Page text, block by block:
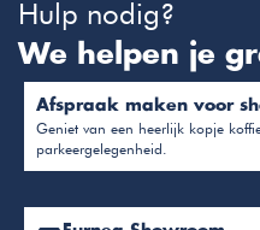
Hulp nodig?
We helpen je
Afspraak maken voor
Geniet van een heerlijk kopje
parkeergelegenheid.